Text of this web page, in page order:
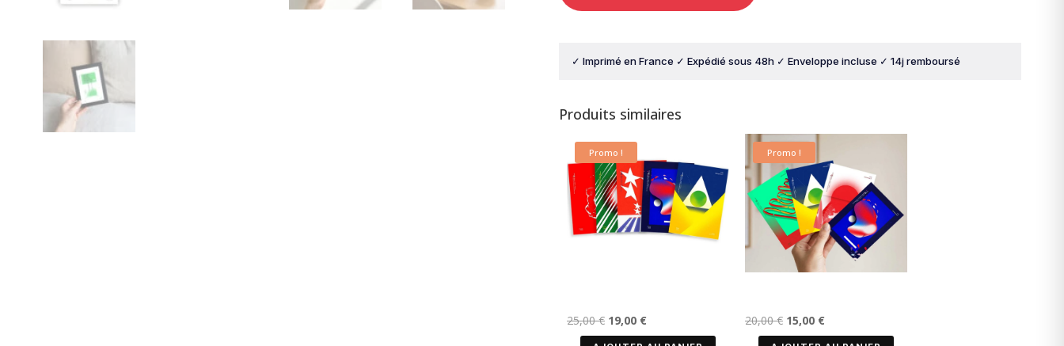
—
✓ Imprimé en France ✓ Expédié sous 48h ✓ Enveloppe incluse ✓ 14j remboursé
Produits similaires
Promo !
25,00€ Le
prix
19,00 €Le
prix
Promo !
20,00€ Le
prix
15,00 €Le
prix